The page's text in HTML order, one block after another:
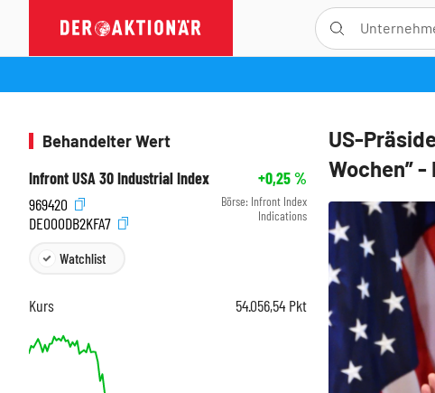
US-
Wochen”
Behandelter Wert
Infront USA 30 Industrial Index
+0,25%
969420
DE000DB2KFA7
Börse: Infront Index
Indications
Watchlist
Kurs 54.056,54 Pkt